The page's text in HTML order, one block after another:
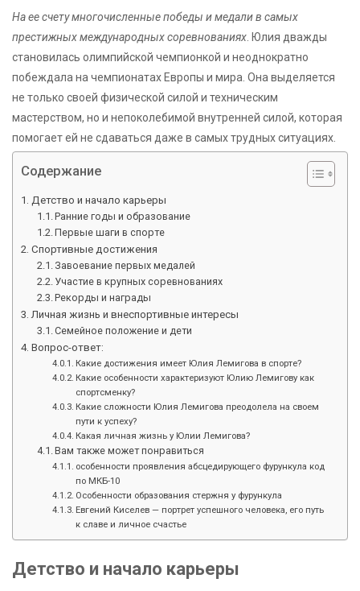
На ее счету многочисленные победы и медали в самых
престижных международных соревнованиях . Юлия дважды
становилась олимпийской чемпионкой и неоднократно
побеждала на чемпионатах Европы и мира. Она выделяется
не только своей физической силой и техническим
мастерством, но и непоколебимой внутренней силой, которая
помогает ей не сдаваться даже в самых трудных ситуациях.
Содержание
Детство и начало карьеры
Ранние годы и образование
Первые шаги в спорте
Спортивные достижения
Завоевание первых медалей
Участие в крупных соревнованиях
Рекорды и награды
Личная жизнь и внеспортивные интересы
Семейное положение и дети
Вопрос-ответ:
Какие достижения имеет Юлия Лемигова в спорте?
Какие особенности характеризуют Юлию Лемигову как
спортсменку?
Какие сложности Юлия Лемигова преодолела на своем
пути к успеху?
Какая личная жизнь у Юлии Лемигова?
Вам также может понравиться
особенности проявления абсцедирующего фурункула код
по МКБ-10
Особенности образования стержня у фурункула
Евгений Киселев — портрет успешного человека, его путь
к славе и личное счастье
Детство и начало карьеры